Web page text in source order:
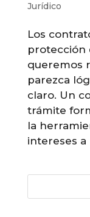
Jurídico
Los
protección
queremos
parezca
claro. Un
trámite
la
intereses a